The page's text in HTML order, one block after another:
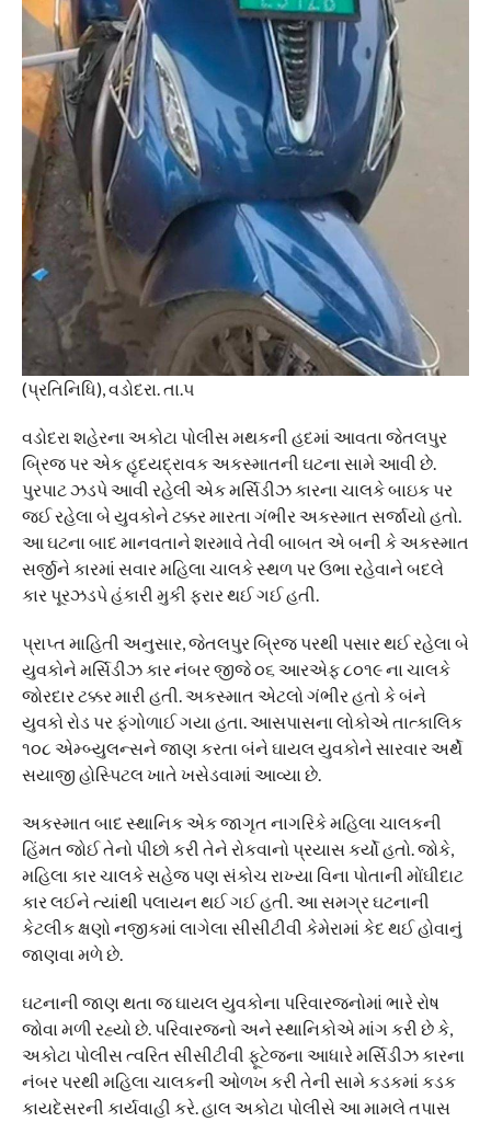
(પ્રતિનિધિ), વડોદરા. તા.૫
વડોદરા શહેરના અકોટા પોલીસ મથકની હદમાં આવતા જેતલપુર
બ્રિજ પર એક હૃદયદ્રાવક અકસ્માતની ઘટના સામે આવી છે.
પુરપાટ ઝડપે આવી રહેલી એક મર્સિડીઝ કારના ચાલકે બાઇક પર
જઈ રહેલા બે યુવકોને ટક્કર મારતા ગંભીર અકસ્માત સર્જાયો હતો.
આ ઘટના બાદ માનવતાને શરમાવે તેવી બાબત એ બની કે અકસ્માત
સર્જીને કારમાં સવાર મહિલા ચાલકે સ્થળ પર ઉભા રહેવાને બદલે
કાર પૂરઝડપે હંકારી મુકી ફરાર થઈ ગઈ હતી.
પ્રાપ્ત માહિતી અનુસાર, જેતલપુર બ્રિજ પરથી પસાર થઈ રહેલા બે
યુવકોને મર્સિડીઝ કાર નંબર જીજે ૦૬ આરએફ ૮૦૧૯ ના ચાલકે
જોરદાર ટક્કર મારી હતી. અકસ્માત એટલો ગંભીર હતો કે બંને
યુવકો રોડ પર ફંગોળાઈ ગયા હતા. આસપાસના લોકોએ તાત્કાલિક
૧૦૮ એમ્બ્યુલન્સને જાણ કરતા બંને ઘાયલ યુવકોને સારવાર અર્થે
સયાજી હોસ્પિટલ ખાતે ખસેડવામાં આવ્યા છે.
અકસ્માત બાદ સ્થાનિક એક જાગૃત નાગરિકે મહિલા ચાલકની
હિંમત જોઈ તેનો પીછો કરી તેને રોકવાનો પ્રયાસ કર્યો હતો. જોકે,
મહિલા કાર ચાલકે સહેજ પણ સંકોચ રાખ્યા વિના પોતાની મોંઘીદાટ
કાર લઈને ત્યાંથી પલાયન થઈ ગઈ હતી. આ સમગ્ર ઘટનાની
કેટલીક ક્ષણો નજીકમાં લાગેલા સીસીટીવી કેમેરામાં કેદ થઈ હોવાનું
જાણવા મળે છે.
ઘટનાની જાણ થતા જ ઘાયલ યુવકોના પરિવારજનોમાં ભારે રોષ
જોવા મળી રહ્યો છે. પરિવારજનો અને સ્થાનિકોએ માંગ કરી છે કે,
અકોટા પોલીસ ત્વરિત સીસીટીવી ફૂટેજના આધારે મર્સિડીઝ કારના
નંબર પરથી મહિલા ચાલકની ઓળખ કરી તેની સામે કડકમાં કડક
કાયદેસરની કાર્યવાહી કરે. હાલ અકોટા પોલીસે આ મામલે તપાસ